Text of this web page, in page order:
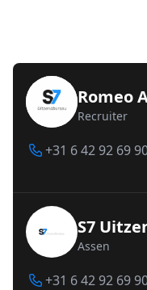
Romeo
Recruiter
+31 6 42 92 69
S7
Assen
+31 6 42 92 69